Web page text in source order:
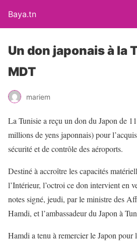
Baya.tn
Un don japonais à la
MDT
mariem
La Tunisie a reçu un don du Japon de
millions de yens japonnais) pour
sécurité et de contrôle des aéroports.
Destiné à accroître les capacités
l’Intérieur, l’octroi ce don intervient en
notes signé, jeudi, par le ministre des
Hamdi, et l’ambassadeur du Japon à
Hamdi a tenu à remercier le Japon pour